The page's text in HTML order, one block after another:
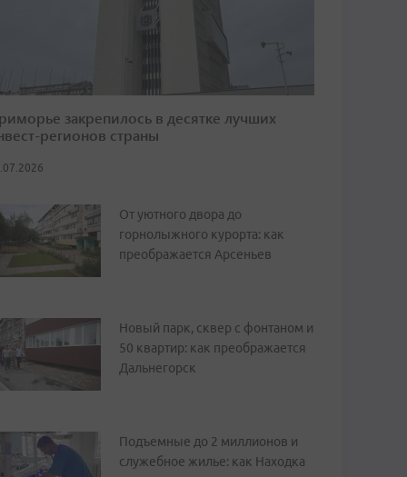
закрепилось в десятке лучших
регионов страны
От уютного двора до
горнолыжного курорта: как
преображается Арсеньев
Новый парк, сквер с фонтаном и
50 квартир: как преображается
Дальнегорск
Подъемные до 2 миллионов и
служебное жилье: как Находка